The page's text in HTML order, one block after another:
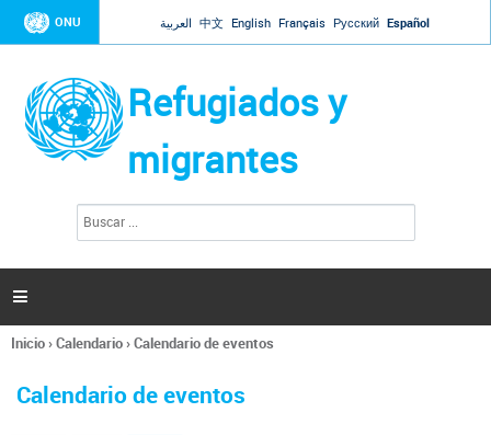
Jump to navigation
ONU العربية 中文 English Français Русский Español
Refugiados y
migrantes
l
s

Se
usted
Inicio›Calendario›Calendario de eventos
Calendario de eventos